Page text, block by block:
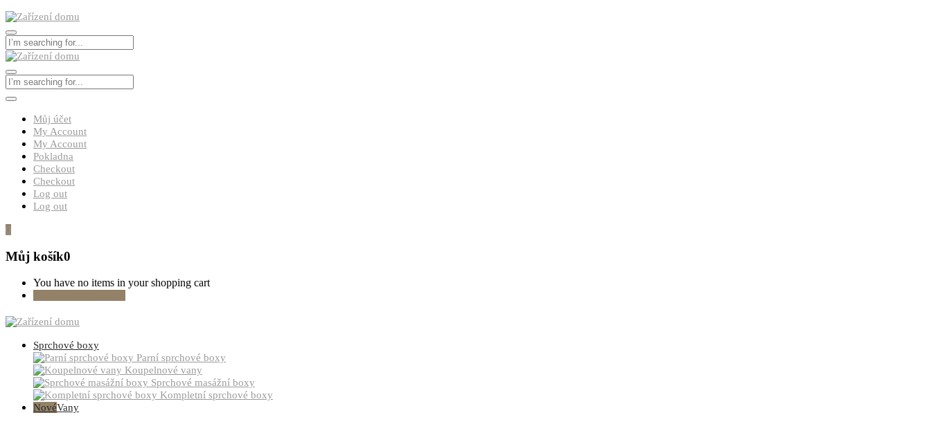
Můj účet
My Account
My Account
Pokladna
Checkout
Checkout
Log out
Log out
0
Můj košík0
You have no items in your shopping cart
Sprchové boxy
Parní sprchové boxy
Koupelnové vany
Sprchové masážní boxy
Kompletní sprchové boxy
NovéVany